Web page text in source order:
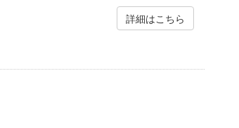
詳細はこちら